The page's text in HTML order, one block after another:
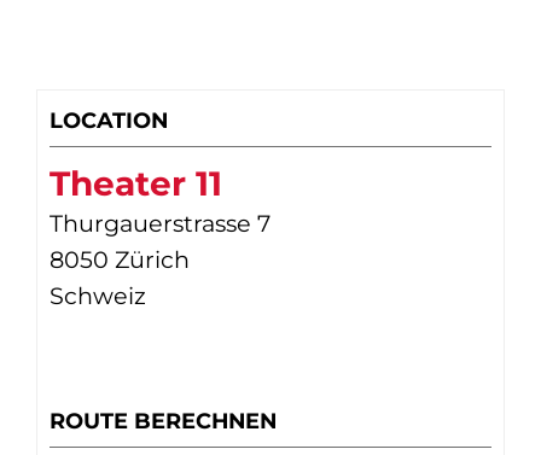
LOCATION
Theater 11
Thurgauerstrasse 7
8050 Zürich
Schweiz
ROUTE BERECHNEN